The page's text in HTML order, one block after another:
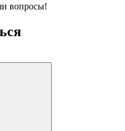
вопросы!